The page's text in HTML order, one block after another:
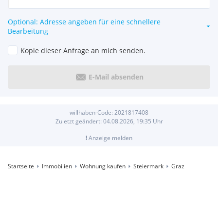
Optional: Adresse angeben für eine schnellere
Bearbeitung
Kopie dieser Anfrage an mich senden.
E-Mail absenden
willhaben-Code: 2021817408
Zuletzt geändert: 04.08.2026, 19:35 Uhr
!Anzeige melden
Startseite Immobilien Wohnung kaufen Steiermark Graz